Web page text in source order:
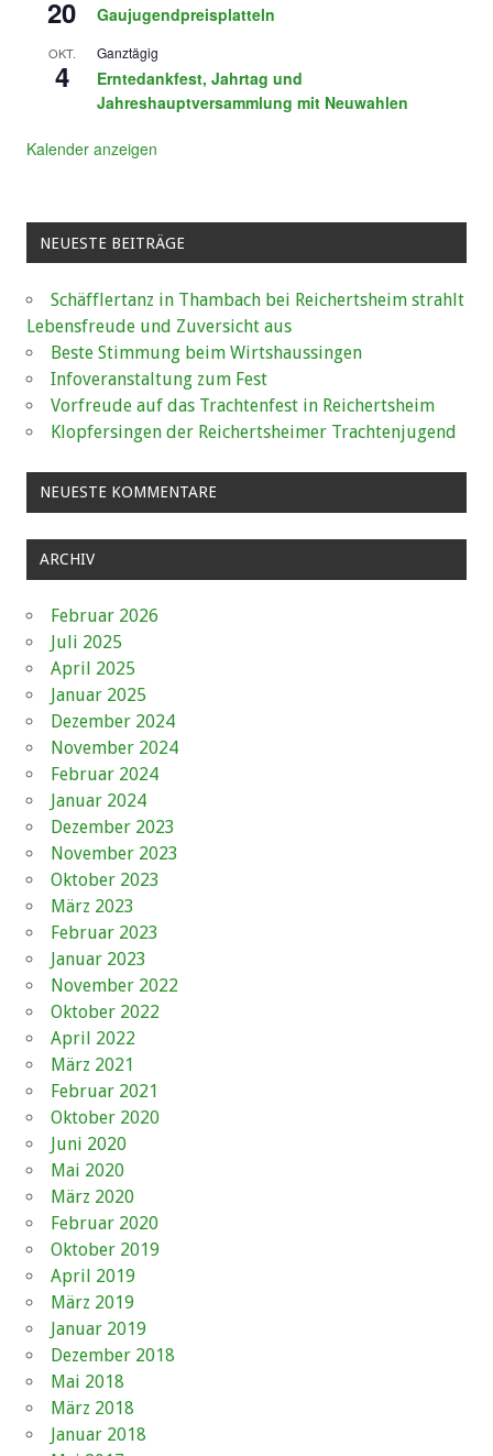
20 Gaujugendpreisplatteln
OKT.
4
Ganztägig
Erntedankfest, Jahrtag und
Jahreshauptversammlung mit Neuwahlen
Kalender anzeigen
NEUESTE BEITRÄGE
Schäfflertanz in Thambach bei Reichertsheim strahlt
Lebensfreude und Zuversicht aus
Beste Stimmung beim Wirtshaussingen
Infoveranstaltung zum Fest
Vorfreude auf das Trachtenfest in Reichertsheim
Klopfersingen der Reichertsheimer Trachtenjugend
NEUESTE KOMMENTARE
ARCHIV
Februar 2026
Juli 2025
April 2025
Januar 2025
Dezember 2024
November 2024
Februar 2024
Januar 2024
Dezember 2023
November 2023
Oktober 2023
März 2023
Februar 2023
Januar 2023
November 2022
Oktober 2022
April 2022
März 2021
Februar 2021
Oktober 2020
Juni 2020
Mai 2020
März 2020
Februar 2020
Oktober 2019
April 2019
März 2019
Januar 2019
Dezember 2018
Mai 2018
März 2018
Januar 2018